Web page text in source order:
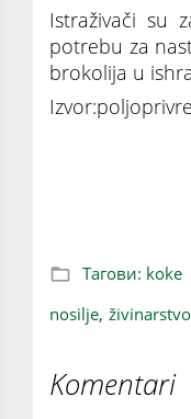
Istraživači su
potrebu za
brokolija u
Тагови: koke
nosilje,
Komentari